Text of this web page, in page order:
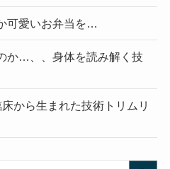
可愛いお弁当を…
か…、、身体を読み解く技
から生まれた技術トリムリ